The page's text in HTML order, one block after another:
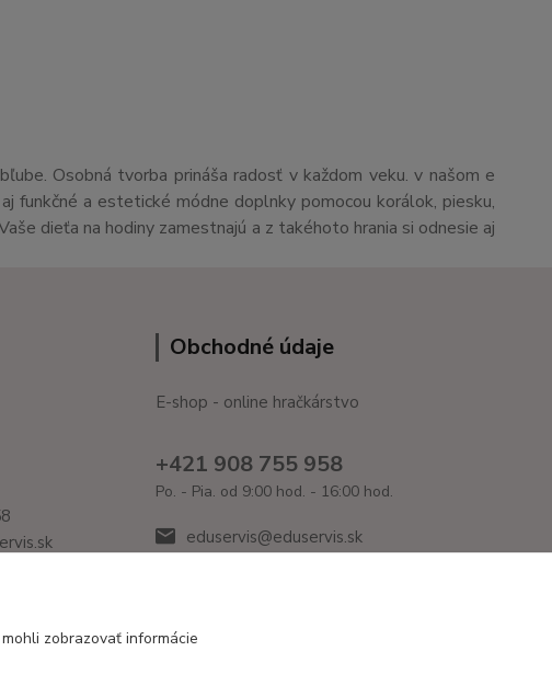
Osobná tvorba prináša radosť v každom veku. v našom e
funkčné a estetické módne doplnky pomocou korálok, piesku,
dieťa na hodiny zamestnajú a z takéhoto hrania si odnesie aj
Obchodné údaje
E-shop - online hračkárstvo
+421 908 755 958
Po. - Pia. od 9:00 hod. - 16:00 hod.
eduservis@eduservis.sk
zobrazovať informácie